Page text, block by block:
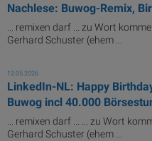
Nachlese: Buwog-Remix,
... remixen darf ... zu Wort
Gerhard Schuster (ehem ...
12.05.2026
LinkedIn-NL: Happy
Buwog incl 40.000
... remixen darf ... ... zu Wort
Gerhard Schuster (ehem ...